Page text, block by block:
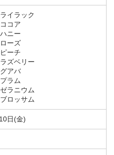
イラック
コア
ニー
ーズ
ーチ
ズベリー
アバ
ラム
ラニウム
ロッサム
日(金)